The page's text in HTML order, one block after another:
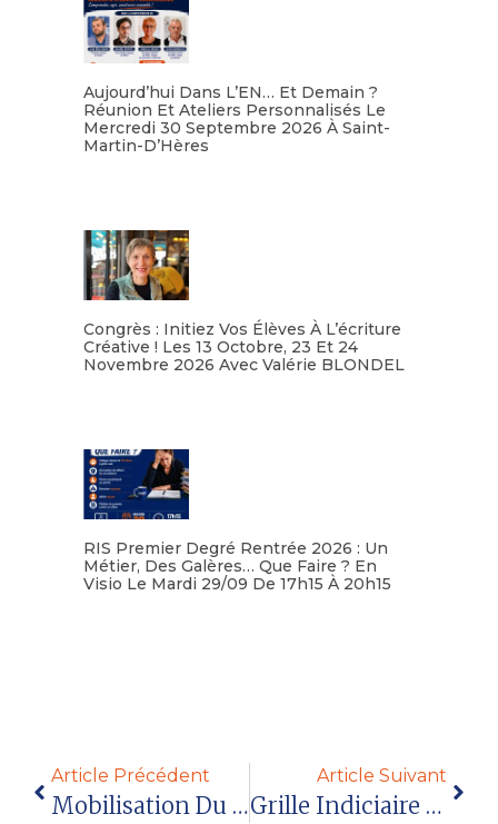
Aujourd’hui Dans L’EN… Et Demain ?
Réunion Et Ateliers Personnalisés Le
Mercredi 30 Septembre 2026 À Saint-
Martin-D’Hères
Congrès : Initiez Vos Élèves À L’écriture
Créative ! Les 13 Octobre, 23 Et 24
Novembre 2026 Avec Valérie BLONDEL
RIS Premier Degré Rentrée 2026 : Un
Métier, Des Galères… Que Faire ? En
Visio Le Mardi 29/09 De 17h15 À 20h15
Article Précédent
Mobilisation Du 13 Janvier : Audience Avec La Rectrice De L’académie De Grenoble
Article Suivant
Grille Indiciaire Des AESH Au 1er Janvier 2022 [MAJ 5/02]